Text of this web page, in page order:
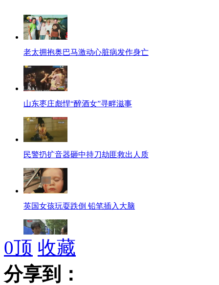
老太拥抱奥巴马激动心脏病发作身亡
山东枣庄彪悍“醉酒女”寻畔滋事
民警扔扩音器砸中持刀劫匪救出人质
英国女孩玩耍跌倒 铅笔插入大脑
“飞腿哥”一招制服行凶歹徒
0顶 收藏
分享到：